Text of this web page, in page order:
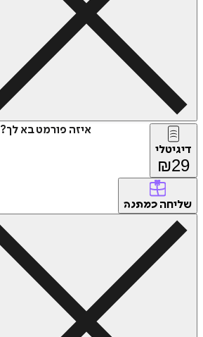
איזה פורמט בא לך?
דיגיטלי
₪29
שליחה כמתנה